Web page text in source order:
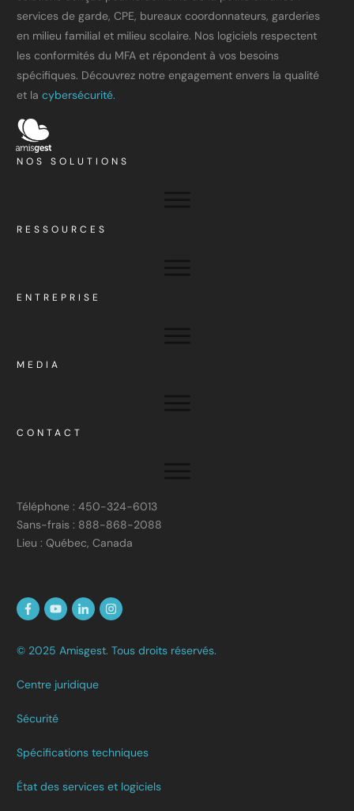
services de garde, CPE, bureaux coordonnateurs, garderies
en milieu familial et milieu scolaire. Nos logiciels respectent
les conformités du MFA et répondent à vos besoins
spécifiques. Découvrez notre engagement envers la qualité
et la cybersécurité.
NOS SOLUTIONS
RESSOURCES
ENTREPRISE
MEDIA
CONTACT
Téléphone : 450-324-6013
Sans-frais : 888-868-2088
Lieu : Québec, Canada
© 2025 Amisgest. Tous droits réservés.
Centre juridique
Sécurité
Spécifications techniques
État des services et logiciels